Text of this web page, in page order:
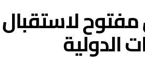
مفتوح لاستقبال
الدولية